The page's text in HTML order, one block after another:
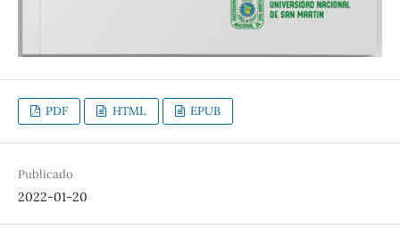
PDF HTML EPUB
Publicado
2022-01-20